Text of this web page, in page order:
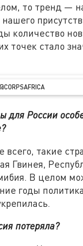
то тренд —
количество
точек стало
для России
такие
Гвинея,
В целом
годы
потеряла?